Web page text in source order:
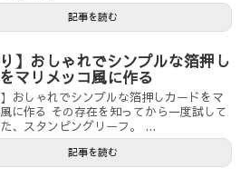
記事を読む
り】おしゃれでシンプルな箔押し
マリメッコ風に作る
】おしゃれでシンプルな箔押しカードをマ
に作る その存在を知ってから一度試して
、スタンピングリーフ。 ...
記事を読む